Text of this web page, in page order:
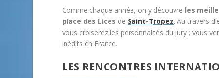
Comme chaque année, on y découvre les
place des Lices de Saint-Tropez. Au travers
vous croiserez les personnalités du jury ; vous
inédits en France.
LES RENCONTRES